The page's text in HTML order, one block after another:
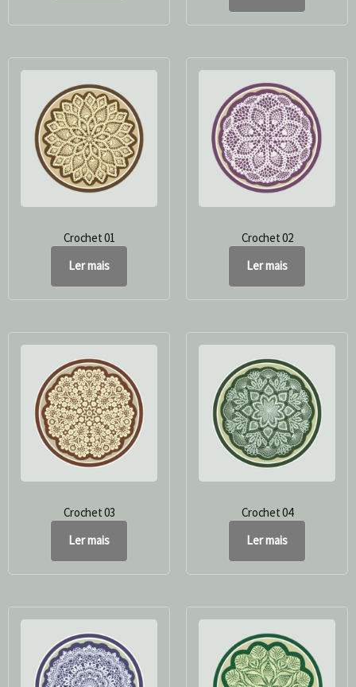
Crochet 01
Ler mais
Crochet 02
Ler mais
Crochet 03
Ler mais
Crochet 04
Ler mais